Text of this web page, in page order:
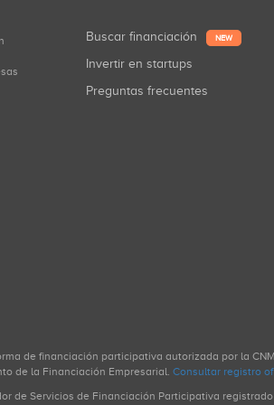
Buscar financiación NEW
Invertir en startups
Preguntas frecuentes
de financiación participativa autorizada por la
de la Financiación Empresarial. Consultar registro
de Servicios de Financiación Participativa